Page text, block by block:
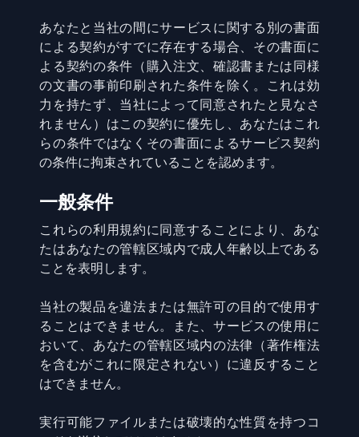
あなたと当社の間にサービスに関する別の書面
による契約がすでに存在する場合、その書面に
よる契約の条件（購入注文、確認書または同様
の文書の事前印刷された条件を除く。これは効
力を持たず、当社によって同意されたと見なさ
れません）はこの契約に優先し、あなたはこれ
らの条件ではなくその書面によるサービス契約
の条件に拘束されていることを認めます。
一般条件
これらの利用規約に同意することにより、あな
たはあなたの管轄区域内で成人年齢以上である
ことを表明します。
当社の製品を違法または無許可の目的で使用す
ることはできません。また、サービスの使用に
おいて、あなたの管轄区域内の法律（著作権法
を含むがこれに限定されない）に違反すること
はできません。
実行可能ファイルまたは破壊的な性質を持つコ